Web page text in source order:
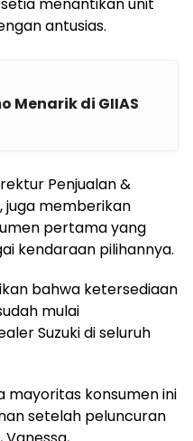
antusias.
Menarik di GIIAS
Penjualan &
juga memberikan
pertama yang
kendaraan pilihannya.
bahwa ketersediaan
mulai
Suzuki di seluruh
mayoritas konsumen ini
setelah peluncuran